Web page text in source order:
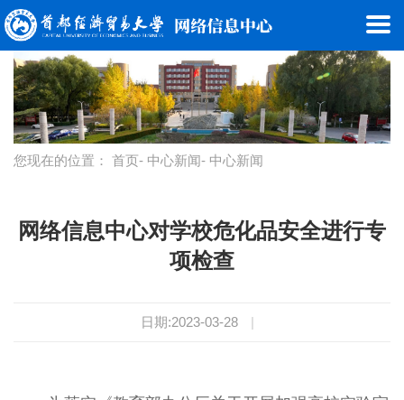
您现在的位置： 首页- 中心新闻- 中心新闻
网络信息中心对学校危化品安全进行专
项检查
日期:2023-03-28 |